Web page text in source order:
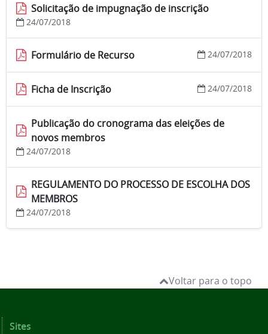
Solicitação de impugnação de inscrição
24/07/2018
Formulário de Recurso 24/07/2018
Ficha de Inscrição 24/07/2018
Publicação do cronograma das eleições de
novos membros
24/07/2018
REGULAMENTO DO PROCESSO DE ESCOLHA DOS
MEMBROS
24/07/2018
Voltar para o topo
Sites